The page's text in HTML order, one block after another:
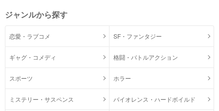
ジャンルから探す
恋愛・ラブコメ SF・ファンタジー
ギャグ・コメディ 格闘・バトルアクション
スポーツ ホラー
ミステリー・サスペンス バイオレンス・ハードボイルド